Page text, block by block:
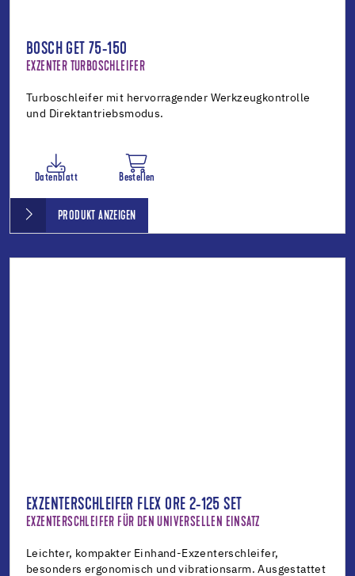
BOSCH GET 75-150
EXZENTER TURBOSCHLEIFER
Turboschleifer mit hervorragender Werkzeugkontrolle
und Direktantriebsmodus.
Datenblatt Bestellen
PRODUKT ANZEIGEN
EXZENTERSCHLEIFER FLEX ORE 2-125 SET
EXZENTERSCHLEIFER FÜR DEN UNIVERSELLEN EINSATZ
Leichter, kompakter Einhand-Exzenterschleifer,
besonders ergonomisch und vibrationsarm. Ausgestattet